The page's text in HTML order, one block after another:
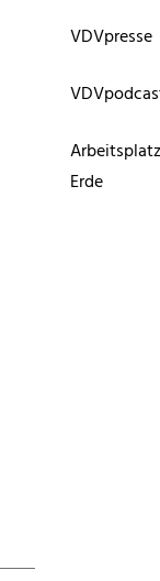
VDVpresse
Erde